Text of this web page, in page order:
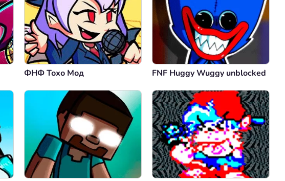
ФНФ Тохо Мод FNF Huggy Wuggy unblocked